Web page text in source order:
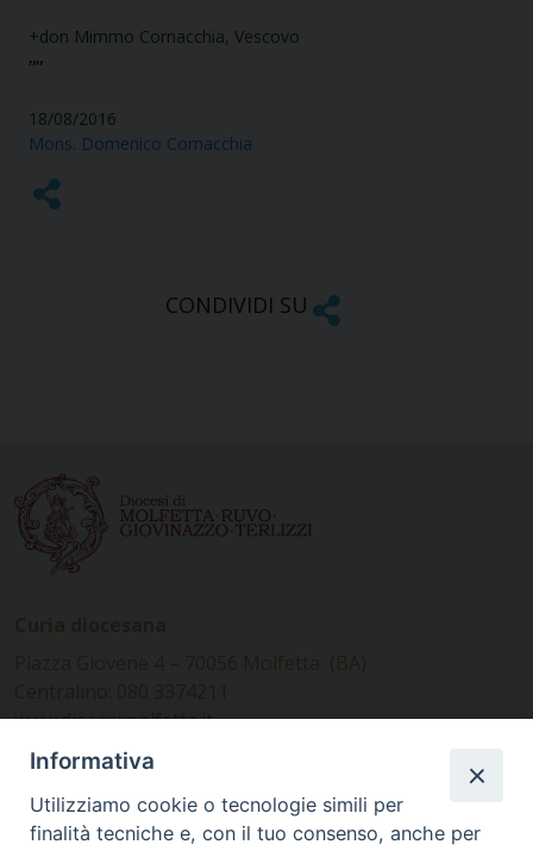
+don Mimmo Cornacchia, Vescovo
””
18/08/2016
Mons. Domenico Cornacchia
CONDIVIDI SU
www.diocesimolfetta.it –
diocesimolfetta@pec.chiesacattolica.it
Ufficio Comunicazioni sociali
Informativa
Utilizziamo cookie o tecnologie simili per
finalità tecniche e, con il tuo consenso, anche per